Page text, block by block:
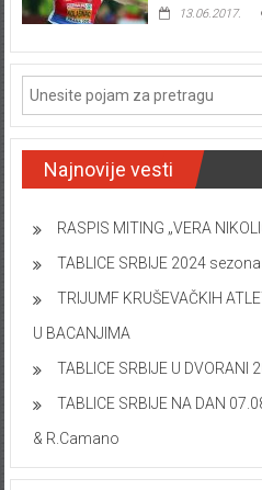
13.06.2017.
Najnovije vesti
RASPIS MITING „VERA
TABLICE SRBIJE 2024
TRIJUMF KRUŠEVAČKIH
U BACANJIMA
TABLICE SRBIJE U DVORANI
TABLICE SRBIJE NA DAN
& R.Camano